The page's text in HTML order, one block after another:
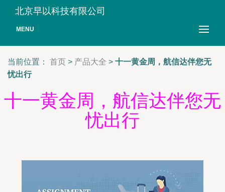
北京早以科技有限公司
MENU
当前位置： 首页 > 产品大全 > 十一黄金周，航信达伴您无
忧出行
十一黄金周，航信达伴您无
忧出行